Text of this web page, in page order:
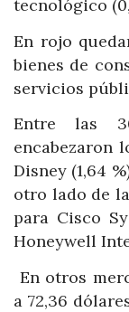
tecnológico
En rojo
bienes de
servicios
Entre las
encabezaron
Disney (1,64
otro lado de
para Cisco
Honeywell
En otros
a 72,36